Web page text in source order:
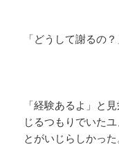
「どうして謝るの？
「経験あるよ」と
じるつもりでいた
とがいじらしかった